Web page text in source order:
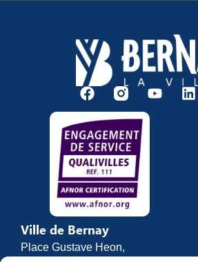
Ville de Bernay
Place Gustave Heon,